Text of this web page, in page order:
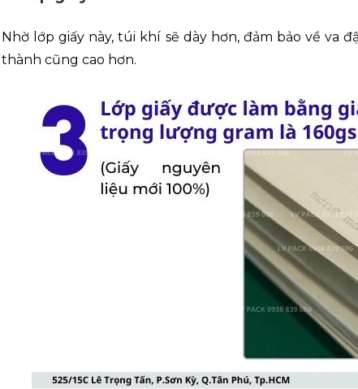
Nhờ lớp giấy này, túi khí sẽ dày hơn, đảm bảo về va
thành cũng cao hơn.